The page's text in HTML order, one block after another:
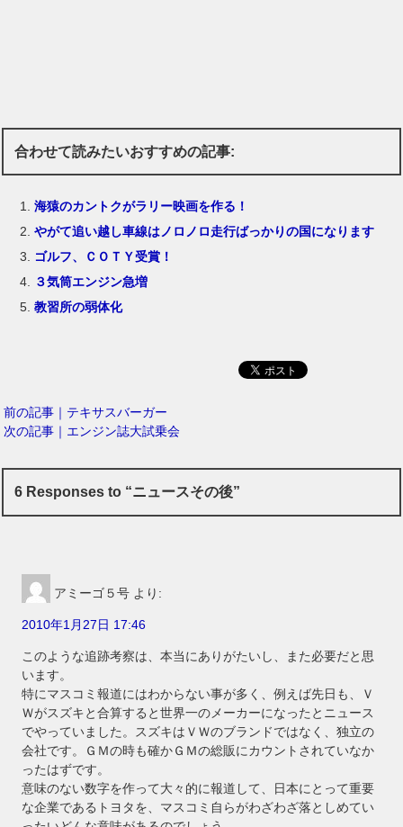
合わせて読みたいおすすめの記事:
海猿のカントクがラリー映画を作る！
やがて追い越し車線はノロノロ走行ばっかりの国になります
ゴルフ、ＣＯＴＹ受賞！
３気筒エンジン急増
教習所の弱体化
前の記事｜テキサスバーガー
次の記事｜エンジン誌大試乗会
6 Responses to “ニュースその後”
アミーゴ５号 より:
2010年1月27日 17:46
このような追跡考察は、本当にありがたいし、また必要だと思
います。
特にマスコミ報道にはわからない事が多く、例えば先日も、Ｖ
Ｗがスズキと合算すると世界一のメーカーになったとニュース
でやっていました。スズキはＶＷのブランドではなく、独立の
会社です。ＧＭの時も確かＧＭの総販にカウントされていなか
ったはずです。
意味のない数字を作って大々的に報道して、日本にとって重要
な企業であるトヨタを、マスコミ自らがわざわざ落としめてい